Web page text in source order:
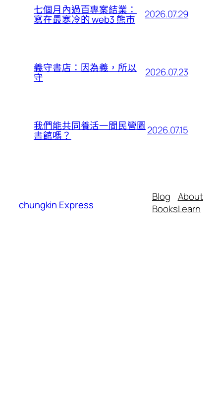
七個月內過百專案結業：
寫在最寒冷的 web3 熊市 2026.07.29
義守書店：因為義，所以
守 2026.07.23
我們能共同養活一間民營圖
書館嗎？ 2026.07.15
chungkin Express
Blog
Books
About
Learn